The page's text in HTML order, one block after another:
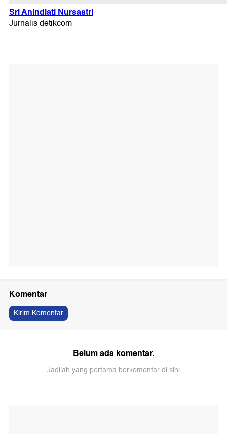
Komentar
Kirim Komentar
Belum ada komentar.
Jadilah yang pertama berkomentar di sini